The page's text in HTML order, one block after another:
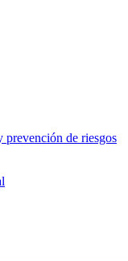
prevención de riesgos